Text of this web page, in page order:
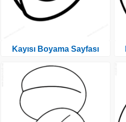
Kayısı Boyama Sayfası